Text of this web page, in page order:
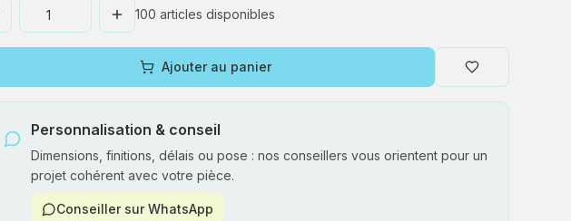
100 articles disponibles
Ajouter au panier
Personnalisation & conseil
Dimensions, finitions, délais ou pose : nos conseillers vous orientent pour un
projet cohérent avec votre pièce.
Conseiller sur WhatsApp